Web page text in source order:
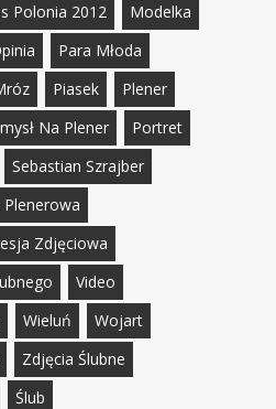
Polonia 2012
Modelka
Para Młoda
Piasek
Plener
Na Plener
Portret
Sebastian Szrajber
Plenerowa
Zdjęciowa
Video
Wieluń
Wojart
Zdjęcia Ślubne
Ślub